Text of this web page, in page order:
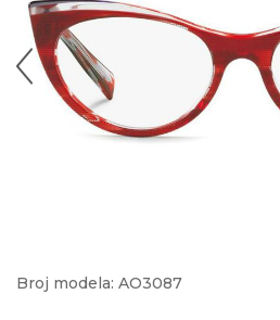
Broj modela: AO3087